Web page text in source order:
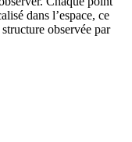
dans l’espace, ce
observée par